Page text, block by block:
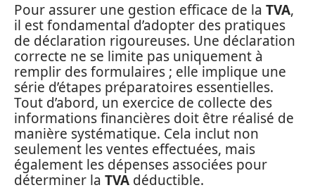
Pour assurer une gestion efficace de la TVA,
il est fondamental d’adopter des pratiques
de déclaration rigoureuses. Une déclaration
correcte ne se limite pas uniquement à
remplir des formulaires ; elle implique une
série d’étapes préparatoires essentielles.
Tout d’abord, un exercice de collecte des
informations financières doit être réalisé de
manière systématique. Cela inclut non
seulement les ventes effectuées, mais
également les dépenses associées pour
déterminer la TVA déductible.